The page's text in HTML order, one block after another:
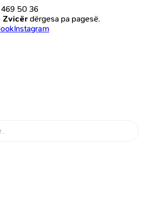
469 50 36
Zvicër dërgesa pa pagesë.
Instagram